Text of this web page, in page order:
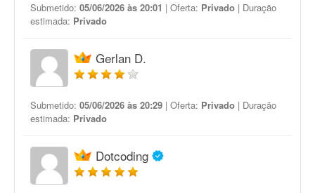
Submetido: 05/06/2026 às 20:01 | Oferta: Privado | Duração
estimada: Privado
Gerlan D.
Submetido: 05/06/2026 às 20:29 | Oferta: Privado | Duração
estimada: Privado
Dotcoding